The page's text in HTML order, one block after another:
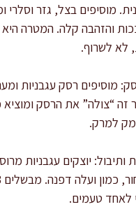
והזהבה קלה. המטרה
לא לשרוף.
“צולה” את הרסק ומוציא
למרק.
ותיבול: יוצקים עגבניות
לאחד טעמים.